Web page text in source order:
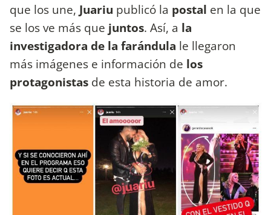
que los une, Juariu publicó la postal en la que
se los ve más que juntos. Así, a la
investigadora de la farándula le llegaron
más imágenes e información de los
protagonistas de esta historia de amor.